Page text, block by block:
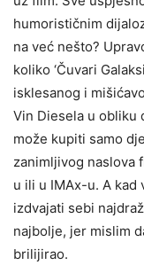
humorističnim
na već nešto?
koliko ‘Čuvari
isklesanog i
Vin Diesela u obliku
može kupiti samo
zanimljivog naslova
u ili u IMAx-u. A kad
izdvajati sebi
najbolje, jer mislim
brilijirao.